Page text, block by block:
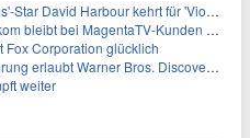
kehrt für 'Violent Night 2' zurück – Kristen Bell stößt zur Besetzung
bleibt bei MagentaTV-Kunden vage
Fox Corporation glücklich
Warner Bros. Discovery-Übernahme
weiter